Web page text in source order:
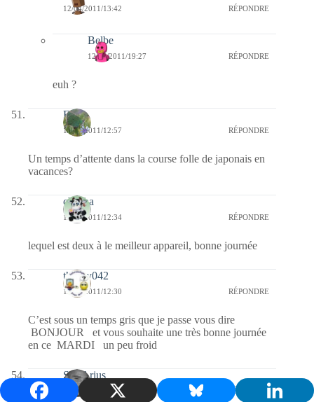
12/04/2011/13:42 RÉPONDRE
Belbe
12/04/2011/19:27 RÉPONDRE
euh ?
Elo
12/04/2011/12:57 RÉPONDRE
Un temps d’attente dans la course folle de japonais en
vacances?
chacha
12/04/2011/12:34 RÉPONDRE
lequel est deux à le meilleur appareil, bonne journée
thierry042
12/04/2011/12:30 RÉPONDRE
C’est sous un temps gris que je passe vous dire
BONJOUR et vous souhaite une très bonne journée
en ce MARDI un peu froid
SD-Arius
12/04/2011/11:54 RÉPONDRE